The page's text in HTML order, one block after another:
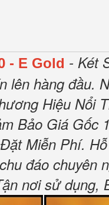
- E Gold - Két
lên hàng đầu.
Hiệu Nổi
Bảo Giá Gốc
Miễn Phí.
đáo chuyên
nơi sử dụng,